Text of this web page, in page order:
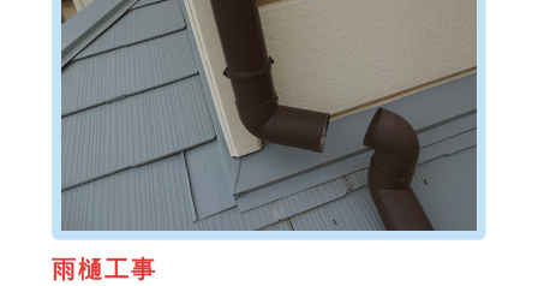
雨樋工事